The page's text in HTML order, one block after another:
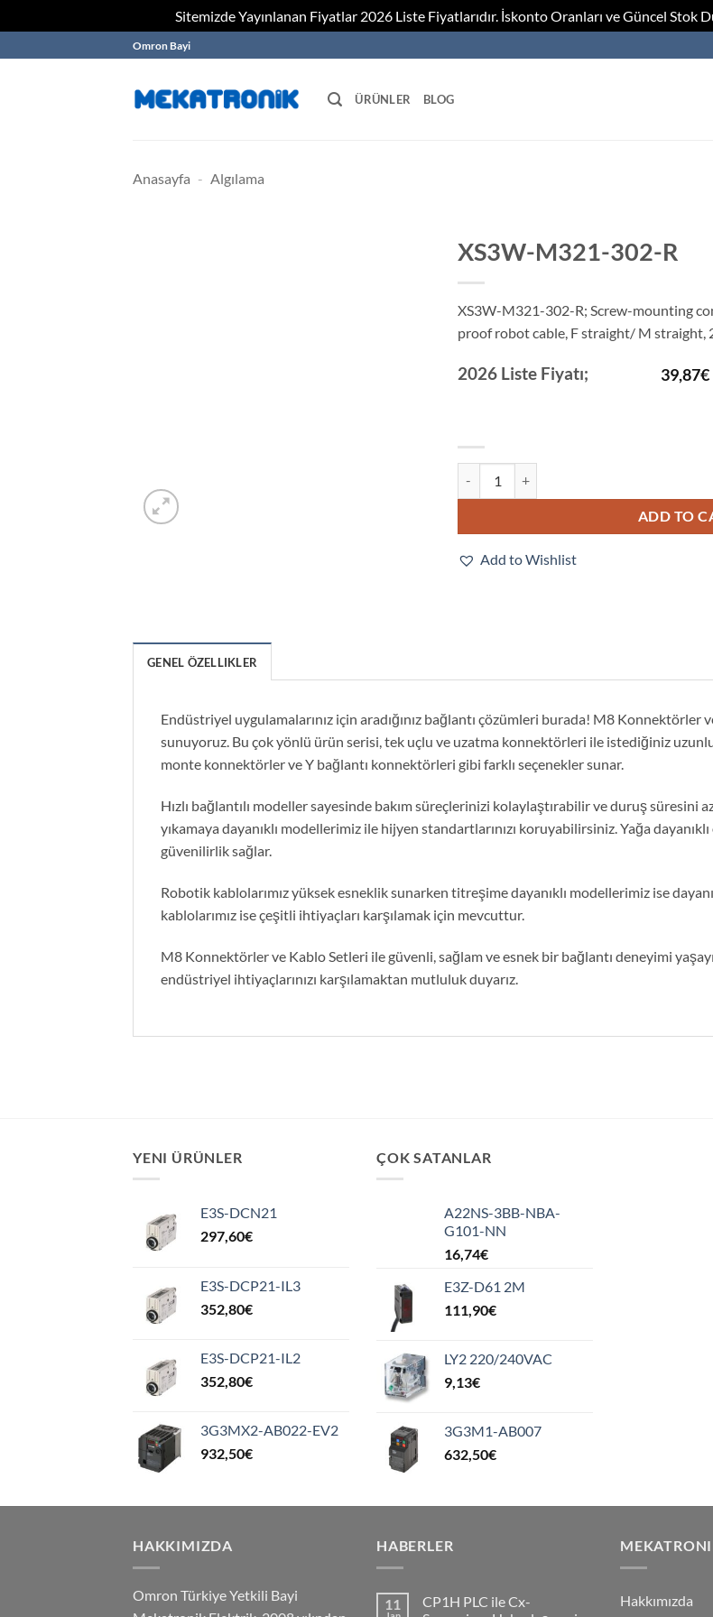
Sitemizde Yayınlanan Fiyatlar 2026 Liste Fiyatlarıdır. İskonto Oranları ve Güncel Stok
to
Omron Bayi
ÜRÜNLER BLOG
Anasayfa - Algılama
XS3W-M321-302-R
XS3W-M321-302-R; Screw-mounting
proof robot cable, F straight/ M straight,
2026 Liste Fiyatı; 39,87€
ADD TO
Add to Wishlist
GENEL ÖZELLIKLER
Endüstriyel uygulamalarınız için aradığınız bağlantı çözümleri burada! M8
sunuyoruz. Bu çok yönlü ürün serisi, tek uçlu ve uzatma konnektörleri ile istediğiniz
monte konnektörler ve Y bağlantı konnektörleri gibi farklı seçenekler sunar.
Hızlı bağlantılı modeller sayesinde bakım süreçlerinizi kolaylaştırabilir ve duruş süresini
yıkamaya dayanıklı modellerimiz ile hijyen standartlarınızı koruyabilirsiniz. Yağa
güvenilirlik sağlar.
Robotik kablolarımız yüksek esneklik sunarken titreşime dayanıklı modellerimiz ise
kablolarımız ise çeşitli ihtiyaçları karşılamak için mevcuttur.
M8 Konnektörler ve Kablo Setleri ile güvenli, sağlam ve esnek bir bağlantı deneyimi
endüstriyel ihtiyaçlarınızı karşılamaktan mutluluk duyarız.
YENI ÜRÜNLER
E3S-DCN21
297,60€
E3S-DCP21-IL3
352,80€
E3S-DCP21-IL2
352,80€
3G3MX2-AB022-EV2
932,50€
ÇOK SATANLAR
A22NS-3BB-NBA-
G101-NN
16,74€
E3Z-D61 2M
111,90€
LY2 220/240VAC
9,13€
3G3M1-AB007
632,50€
HAKKIMIZDA
Omron Türkiye Yetkili Bayi
HABERLER
11
CP1H PLC ile Cx-
Hakkımızda